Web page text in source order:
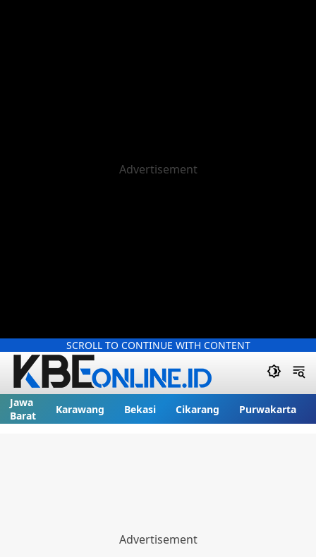
SCROLL TO CONTINUE WITH CONTENT
Jawa
Barat
Karawang Bekasi Cikarang Purwakarta